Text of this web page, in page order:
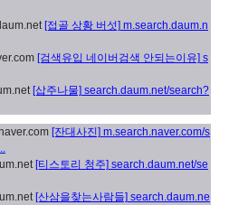
[접골 상황 버섯] m.search.daum.n
[검색유입 네이버검색 안되는이유] s
[삽주나물] search.daum.net/search?
[잔대사진] m.search.naver.com/s
[티스토리 청주] search.daum.net/se
[산삼을찾는사람들] search.daum.ne